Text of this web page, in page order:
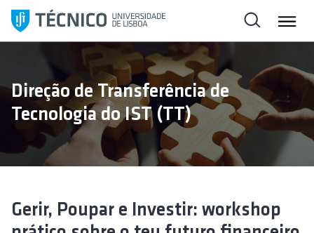
l
a
Direção de Transferência de
Tecnologia do IST (TT)
Gerir, Poupar e Investir: workshop